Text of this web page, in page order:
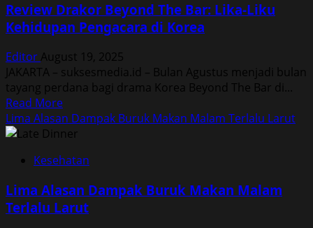
Indonesia
yang
Punah
Review Drakor Beyond The Bar: Lika-Liku
Kehidupan Pengacara di Korea
Editor August 19, 2025
JAKARTA – suksesmedia.id – Bulan Agustus menjadi bulan
tayang perdana bagi drama Korea Beyond The Bar di...
Read MoreRead
more
about
Drakor
The
Bar:
Lima Alasan Dampak Buruk Makan Malam Terlalu Larut
Kesehatan
Lima Alasan Dampak Buruk Makan Malam
Terlalu Larut